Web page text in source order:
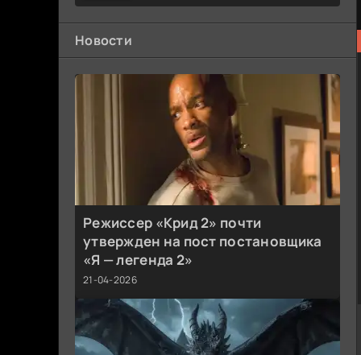
Новости
Режиссер «Крид 2» почти
утвержден на пост постановщика
«Я — легенда 2»
21-04-2026